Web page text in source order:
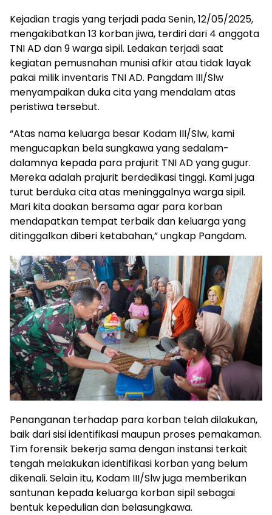
Kejadian tragis yang terjadi pada Senin, 12/05/2025,
mengakibatkan 13 korban jiwa, terdiri dari 4 anggota
TNI AD dan 9 warga sipil. Ledakan terjadi saat
kegiatan pemusnahan munisi afkir atau tidak layak
pakai milik inventaris TNI AD. Pangdam III/Slw
menyampaikan duka cita yang mendalam atas
peristiwa tersebut.
“Atas nama keluarga besar Kodam III/Slw, kami
mengucapkan bela sungkawa yang sedalam-
dalamnya kepada para prajurit TNI AD yang gugur.
Mereka adalah prajurit berdedikasi tinggi. Kami juga
turut berduka cita atas meninggalnya warga sipil.
Mari kita doakan bersama agar para korban
mendapatkan tempat terbaik dan keluarga yang
ditinggalkan diberi ketabahan,” ungkap Pangdam.
Penanganan terhadap para korban telah dilakukan,
baik dari sisi identifikasi maupun proses pemakaman.
Tim forensik bekerja sama dengan instansi terkait
tengah melakukan identifikasi korban yang belum
dikenali. Selain itu, Kodam III/Slw juga memberikan
santunan kepada keluarga korban sipil sebagai
bentuk kepedulian dan belasungkawa.